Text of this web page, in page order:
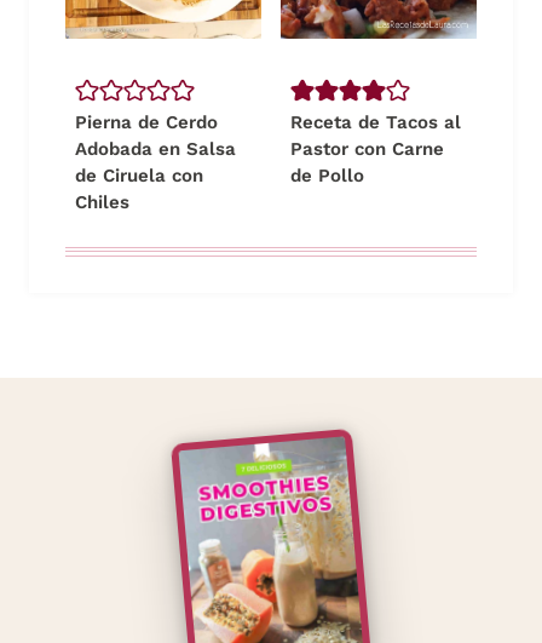
Pierna de Cerdo
Adobada en Salsa
de Ciruela con
Chiles
Receta de Tacos al
Pastor con Carne
de Pollo